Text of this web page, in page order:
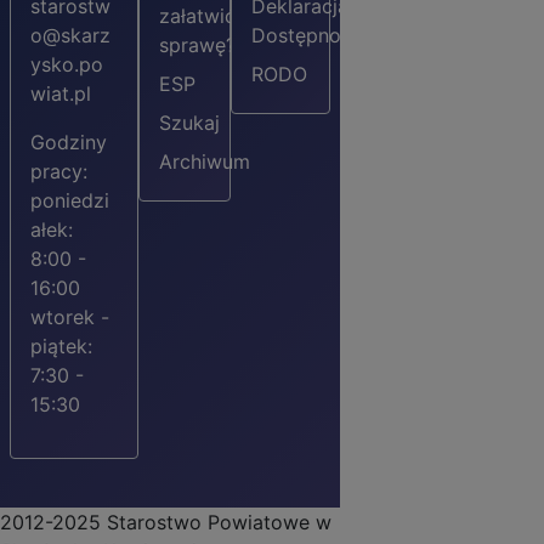
starostw
o@skarz
ysko.po
wiat.pl
Godziny
pracy:
poniedzi
ałek:
8:00 -
16:00
wtorek -
piątek:
7:30 -
15:30
załatwić
sprawę?
ESP
Szukaj
Archiwum
Deklaracja
Dostępności
RODO
2012-2025 Starostwo Powiatowe w